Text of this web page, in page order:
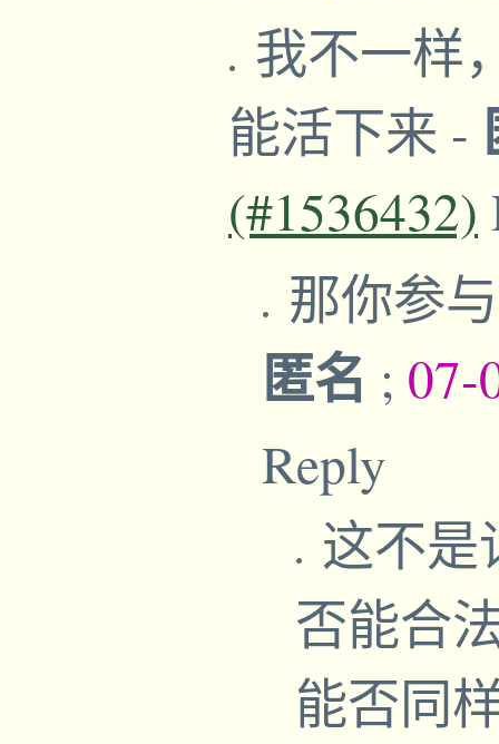
我不一样
能活下来 -
(#1536432)
那你参
匿名 ; 07-
Reply
这不是
否能合
能否同